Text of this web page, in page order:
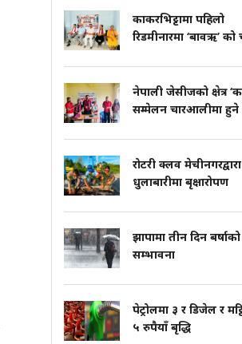
काकरभिट्टामा पहिलो
रिडमीनारमा ‘बावऋ’ को
नेपाली जेसीजको क्षेत्र
सम्मेलन चारआलीमा हुने
रोटरी क्लव मेचीनगरद्वारा
धुलाबारीमा बृक्षारोपण
झापामा तीन दिन बर्षाको
सम्भावना
पेट्रोलमा ३ र डिजेल र
५ रुपैयाँ बृद्धि